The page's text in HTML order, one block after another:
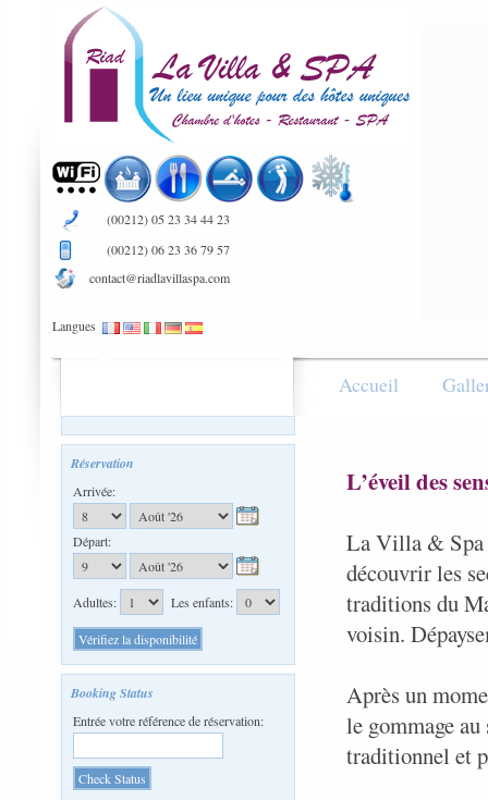
(00212) 05 23 34 44 23
(00212) 06 23 36 79 57
contact@riadlavillaspa.com
Langues
Accueil
Réservation
Arrivée:
Départ:
Adultes: Les enfants:
Booking Status
Entrée votre référence de réservation:
L’éveil des
La Villa & Spa
découvrir les
traditions du
voisin.
Après un
le gommage au
traditionnel et